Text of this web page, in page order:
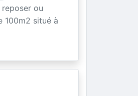
ou
100m2 situé à